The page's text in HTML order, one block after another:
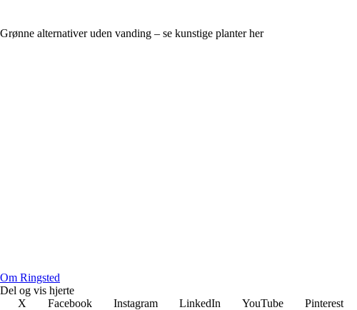
Grønne alternativer uden vanding – se kunstige planter her
Om Ringsted
Del og vis hjerte
X
Facebook Instagram LinkedIn YouTube Pinterest